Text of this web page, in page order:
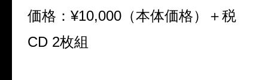
価格：¥10,000（本体価格）＋税
CD 2枚組